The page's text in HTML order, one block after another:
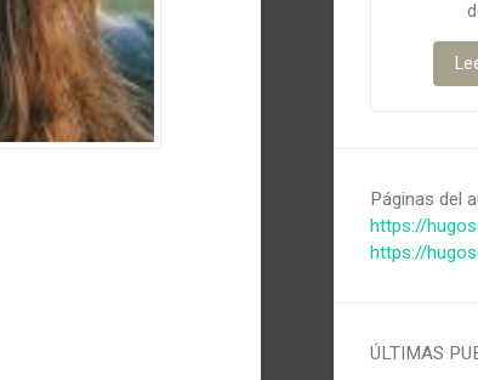
Páginas del
https://
https://
ÚLTIMAS